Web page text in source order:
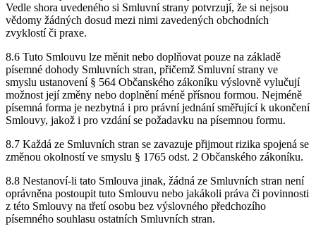
Vedle shora uvedeného si Smluvní strany potvrzují, že si nejsou
vědomy žádných dosud mezi nimi zavedených obchodních
zvyklostí či praxe.
8.6 Tuto Smlouvu lze měnit nebo doplňovat pouze na základě
písemné dohody Smluvních stran, přičemž Smluvní strany ve
smyslu ustanovení § 564 Občanského zákoníku výslovně vylučují
možnost její změny nebo doplnění méně přísnou formou. Nejméně
písemná forma je nezbytná i pro právní jednání směřující k ukončení
Smlouvy, jakož i pro vzdání se požadavku na písemnou formu.
8.7 Každá ze Smluvních stran se zavazuje přijmout rizika spojená se
změnou okolností ve smyslu § 1765 odst. 2 Občanského zákoníku.
8.8 Nestanoví-li tato Smlouva jinak, žádná ze Smluvních stran není
oprávněna postoupit tuto Smlouvu nebo jakákoli práva či povinnosti
z této Smlouvy na třetí osobu bez výslovného předchozího
písemného souhlasu ostatních Smluvních stran.